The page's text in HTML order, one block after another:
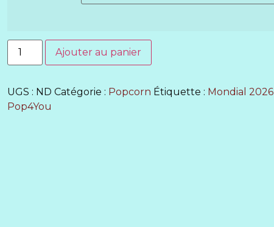
Ajouter au panier
UGS : ND Catégorie : Popcorn Étiquette : Mondial 2026
Pop4You